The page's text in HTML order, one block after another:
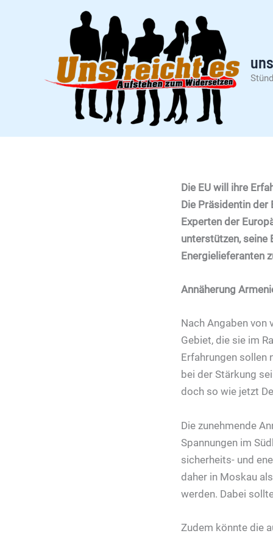
Die EU will ihre
Die Präsidentin
Experten der
unterstützen, seine
Energielieferanten
Annäherung
Nach Angaben von
Gebiet, die sie im
Erfahrungen sollen
bei der Stärkung
doch so wie jetzt
Die zunehmende
Spannungen im
sicherheits- und
daher in Moskau
werden. Dabei
Zudem könnte die